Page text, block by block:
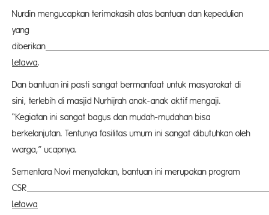
Nurdin mengucapkan terimakasih atas bantuan dan kepedulian
yang
diberikan
Letawa.
Dan bantuan ini pasti sangat bermanfaat untuk masyarakat di
sini, terlebih di masjid Nurhijrah anak-anak aktif mengaji.
“Kegiatan ini sangat bagus dan mudah-mudahan bisa
berkelanjutan. Tentunya fasilitas umum ini sangat dibutuhkan oleh
warga,” ucapnya.
Sementara Novi menyatakan, bantuan ini merupakan program
CSR
Letawa